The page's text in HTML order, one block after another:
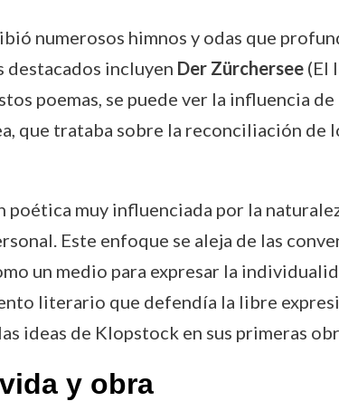
numerosos himnos y odas que
destacados incluyen Der Zürchersee(El
poemas, se puede ver la influencia
que trataba sobre la reconciliación de
muy influenciada por la
Este enfoque se aleja de las
un medio para expresar la
literario que defendía la libre
ideas de Klopstock en sus primeras
y obra